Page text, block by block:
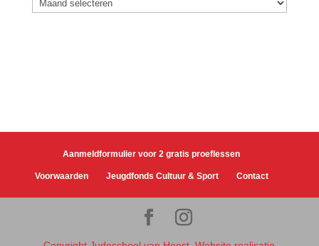
van
Aanmeldformulier voor 2 gratis proeflessen
Voorwaarden Jeugdfonds Cultuur & Sport Contact